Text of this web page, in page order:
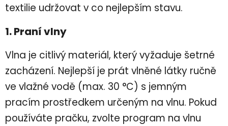
textilie udržovat v co nejlepším stavu.
1. Praní vlny
Vlna je citlivý materiál, který vyžaduje šetrné
zacházení. Nejlepší je prát vlněné látky ručně
ve vlažné vodě (max. 30 °C) s jemným
pracím prostředkem určeným na vlnu. Pokud
používáte pračku, zvolte program na vlnu